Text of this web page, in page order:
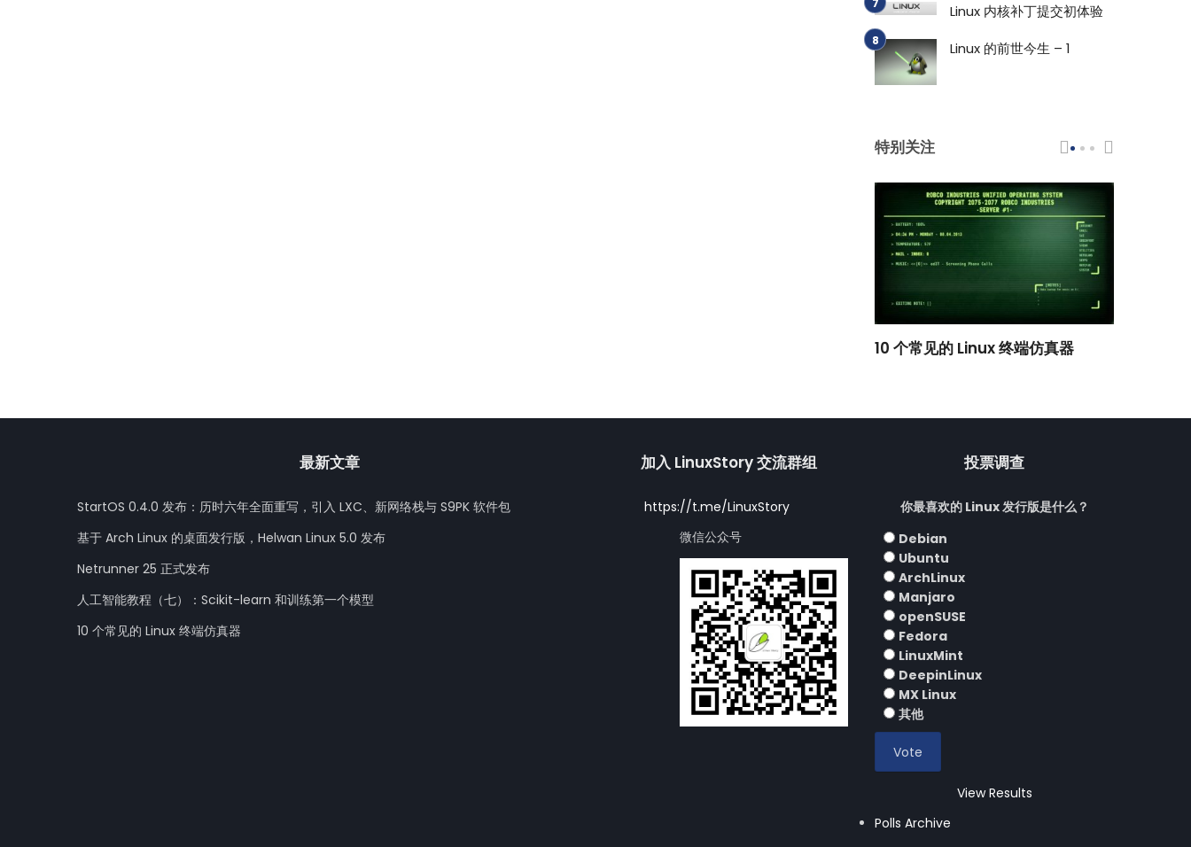
Linux 内核补丁提交初体验
Linux 的前世今生 – 1
特别关注
10 个常见的 Linux 终端仿真器
最新文章
StartOS 0.4.0 发布：历时六年全面重写，引入 LXC、新网络栈与 S9PK 软件包
基于 Arch Linux 的桌面发行版，Helwan Linux 5.0 发布
Netrunner 25 正式发布
人工智能教程（七）：Scikit-learn 和训练第一个模型
10 个常见的 Linux 终端仿真器
加入 LinuxStory 交流群组
https://t.me/LinuxStory
微信公众号
投票调查
你最喜欢的 Linux 发行版是什么？
Debian
Ubuntu
ArchLinux
Manjaro
openSUSE
Fedora
LinuxMint
DeepinLinux
MX Linux
其他
View Results
Polls Archive